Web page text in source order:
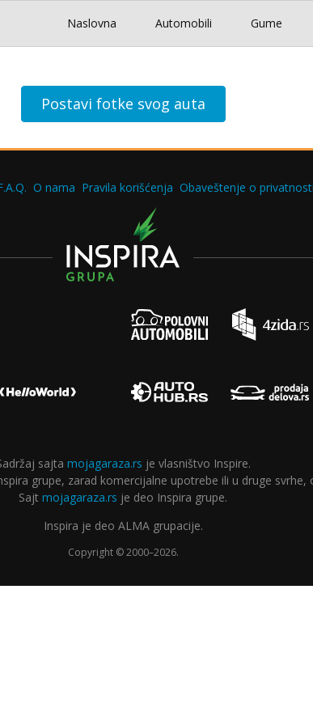
Naslovna Automobili Gume
Postavi fotke svog auta
O nama Pravila korišćenja Obaveštenje o privatnosti
sajta mojagaraza.rs je vlasništvo Inspire.
grupe, zarad komercijalne upotrebe ili u druge
Sajt mojagaraza.rs je deo Inspira grupe.
Inspira je deo ALMA grupacije.
Copyright © 2000–2026.